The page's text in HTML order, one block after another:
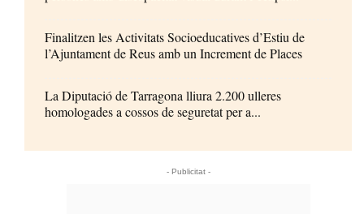
Finalitzen les Activitats Socioeducatives d’Estiu de
l’Ajuntament de Reus amb un Increment de Places
La Diputació de Tarragona lliura 2.200 ulleres
homologades a cossos de seguretat per a...
- Publicitat -